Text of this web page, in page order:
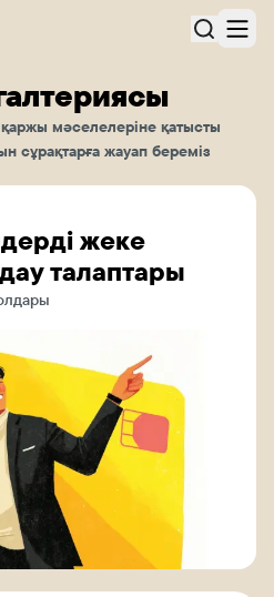
мәселелеріне қатысты
сұрақтарға жауап береміз
жеке
талаптары